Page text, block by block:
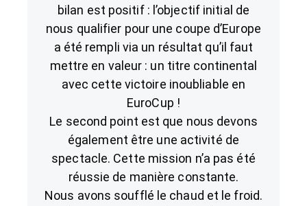
bilan est positif : l’objectif initial de
nous qualifier pour une coupe d’Europe
a été rempli via un résultat qu’il faut
mettre en valeur : un titre continental
avec cette victoire inoubliable en
EuroCup !
Le second point est que nous devons
également être une activité de
spectacle. Cette mission n’a pas été
réussie de manière constante.
Nous avons soufflé le chaud et le froid.